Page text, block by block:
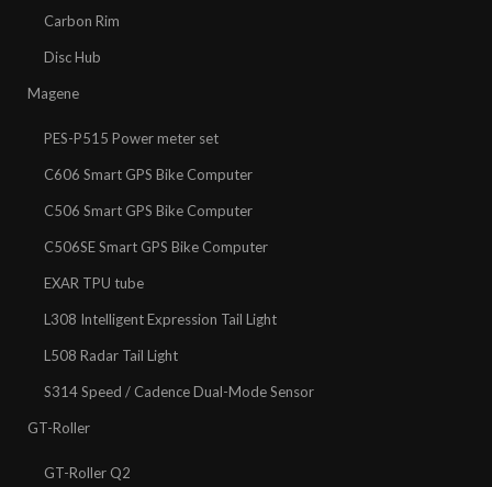
Carbon Rim
Disc Hub
Magene
PES-P515 Power meter set
C606 Smart GPS Bike Computer
C506 Smart GPS Bike Computer
C506SE Smart GPS Bike Computer
EXAR TPU tube
L308 Intelligent Expression Tail Light
L508 Radar Tail Light
S314 Speed / Cadence Dual-Mode Sensor
GT-Roller
GT-Roller Q2